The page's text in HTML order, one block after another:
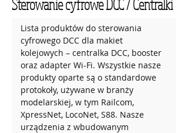
Sterowanie cyfrowe DCC / Centralki
Lista produktów do sterowania
cyfrowego DCC dla makiet
kolejowych – centralka DCC, booster
oraz adapter Wi-Fi. Wszystkie nasze
produkty oparte są o standardowe
protokoły, używane w branży
modelarskiej, w tym Railcom,
XpressNet, LocoNet, S88. Nasze
urządzenia z wbudowanym